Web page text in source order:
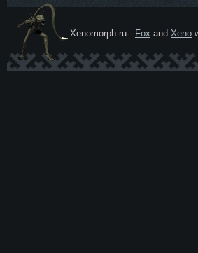
Ксеномо
Xenomorph.ru - Fox and Xeno